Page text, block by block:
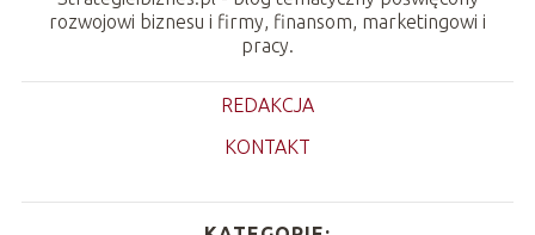
rozwojowi biznesu i firmy, finansom, marketingowi i
pracy.
REDAKCJA
KONTAKT